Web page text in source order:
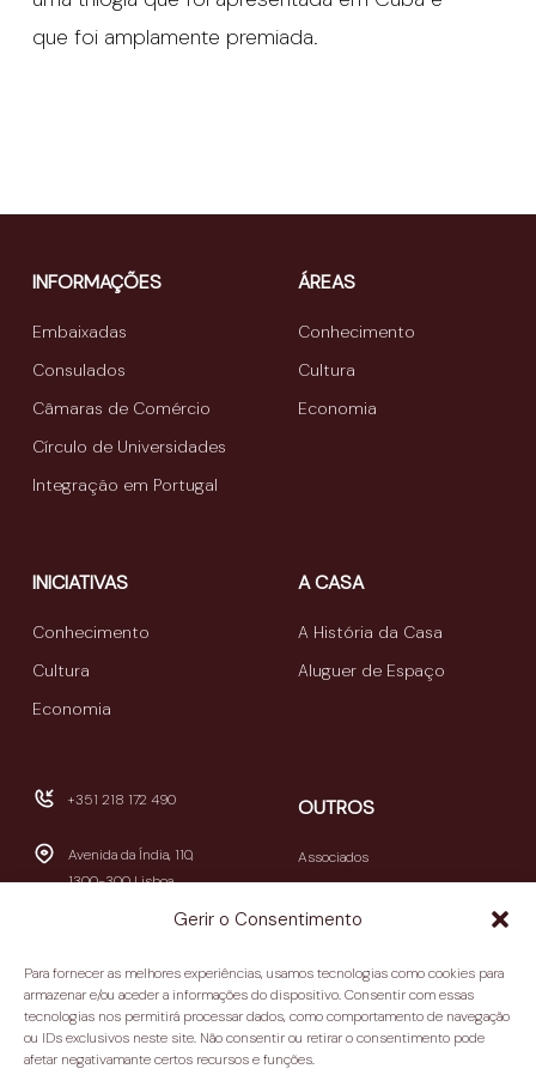
Gerir o Consentimento
Para fornecer as melhores experiências, usamos tecnologias como cookies para
armazenar e/ou aceder a informações do dispositivo. Consentir com essas
tecnologias nos permitirá processar dados, como comportamento de navegação
ou IDs exclusivos neste site. Não consentir ou retirar o consentimento pode
afetar negativamante certos recursos e funções.
que foi amplamente premiada.
INFORMAÇÕES
Embaixadas
Consulados
Câmaras de Comércio
Círculo de Universidades
Integração em Portugal
ÁREAS
Conhecimento
Cultura
Economia
INICIATIVAS
Conhecimento
Cultura
Economia
A CASA
A História da Casa
Aluguer de Espaço
+351 218 172 490
Avenida da Índia, 110,
1300-300 Lisboa
09h30-13h00 / 14h00-
18h30
(encerra aos sábados e
domingos)
OUTROS
Associados
Relatório e Contas
Contactos
Política de privacidade